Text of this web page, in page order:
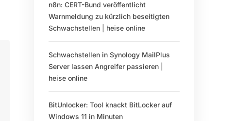
n8n: CERT-Bund veröffentlicht
Warnmeldung zu kürzlich beseitigten
Schwachstellen | heise online
Schwachstellen in Synology MailPlus
Server lassen Angreifer passieren |
heise online
BitUnlocker: Tool knackt BitLocker auf
Windows 11 in Minuten